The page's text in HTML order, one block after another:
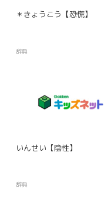
＊きょうこう【恐慌】
辞典
いんせい【陰性】
辞典